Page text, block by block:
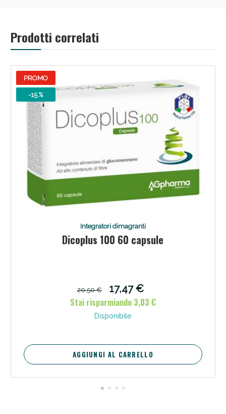
Prodotti correlati
PROMO
-15 %
Integratori dimagranti
Dicoplus 100 60 capsule
20,50 €
17,47 €
Stai risparmiando 3,03 €
Disponibile
AGGIUNGI AL CARRELLO